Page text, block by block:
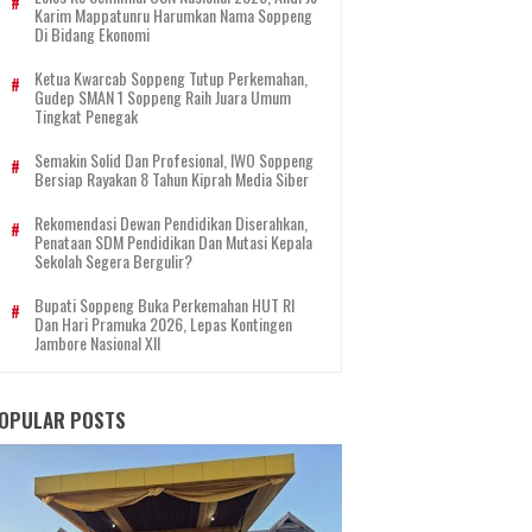
Karim Mappatunru Harumkan Nama Soppeng
Di Bidang Ekonomi
Ketua Kwarcab Soppeng Tutup Perkemahan,
Gudep SMAN 1 Soppeng Raih Juara Umum
Tingkat Penegak
Semakin Solid Dan Profesional, IWO Soppeng
Bersiap Rayakan 8 Tahun Kiprah Media Siber
Rekomendasi Dewan Pendidikan Diserahkan,
Penataan SDM Pendidikan Dan Mutasi Kepala
Sekolah Segera Bergulir?
Bupati Soppeng Buka Perkemahan HUT RI
Dan Hari Pramuka 2026, Lepas Kontingen
Jambore Nasional XII
POSTS